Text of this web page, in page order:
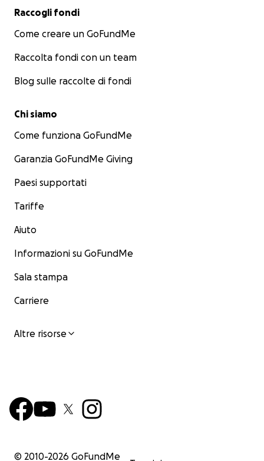
Raccogli fondi
Come creare un GoFundMe
Raccolta fondi con un team
Blog sulle raccolte di fondi
Chi siamo
Come funziona GoFundMe
Garanzia GoFundMe Giving
Paesi supportati
Tariffe
Aiuto
Informazioni su GoFundMe
Sala stampa
Carriere
Altre risorse
© 2010-2026 GoFundMe